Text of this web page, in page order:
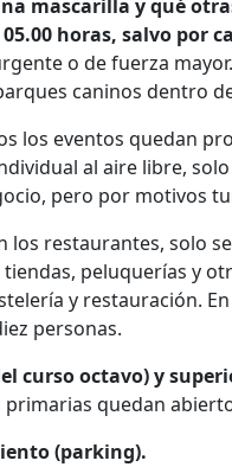
mascarilla y qué
horas, salvo por
o de fuerza
caninos dentro
los eventos quedan
al aire libre,
pero por motivos
los restaurantes, solo
peluquerías y
y restauración.
personas.
curso octavo) y
quedan
(parking).